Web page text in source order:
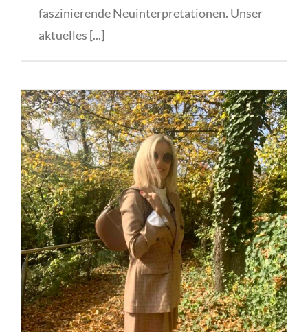
faszinierende Neuinterpretationen. Unser
aktuelles [...]
Walk in the Woods – English
Cottage Style